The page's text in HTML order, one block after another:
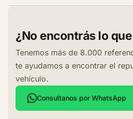
¿No encontrás lo
Tenemos más de 8.000
te ayudamos a encontrar el
vehículo.
Consultanos por WhatsApp